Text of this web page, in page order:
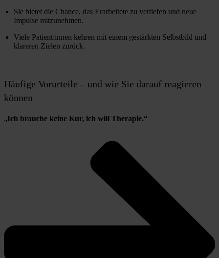
Sie bietet die Chance, das Erarbeitete zu vertiefen und neue
Impulse mitzunehmen.
Viele Patient:innen kehren mit einem gestärkten Selbstbild und
klareren Zielen zurück.
Häufige Vorurteile – und wie Sie darauf reagieren
können
„Ich brauche keine Kur, ich will Therapie.“